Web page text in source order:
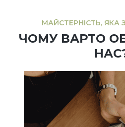
МАЙСТЕРНІСТЬ, ЯКА
ЧОМУ ВАРТО